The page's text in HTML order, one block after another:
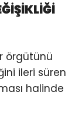
örgütünü
ileri süren
halinde